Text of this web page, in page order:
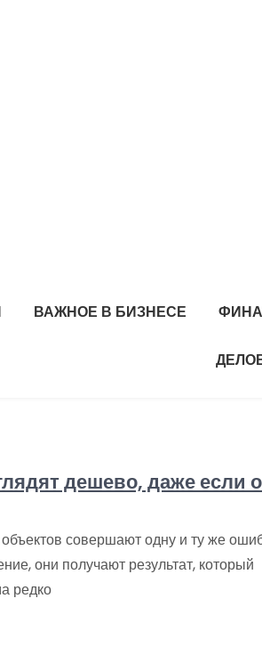
ВАЖНОЕ В БИЗНЕСЕ
дешево, даже если
совершают одну и ту же
они получают результат, который
редко